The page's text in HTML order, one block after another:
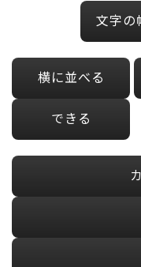
文字の
横に並べる
できる